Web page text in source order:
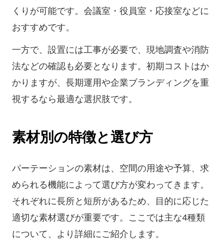
くりが可能です。会議室・役員室・応接室などに
おすすめです。
一方で、設置には工事が必要で、現地調査や消防
法などの確認も必要となります。初期コストはか
かりますが、長期運用や企業ブランディングを重
視するなら最適な選択肢です。
素材別の特徴と選び方
パーテーションの素材は、空間の用途や予算、求
められる機能によって選び方が変わってきます。
それぞれに長所と短所があるため、目的に応じた
適切な素材選びが重要です。ここでは主な4種類
について、より詳細にご紹介します。